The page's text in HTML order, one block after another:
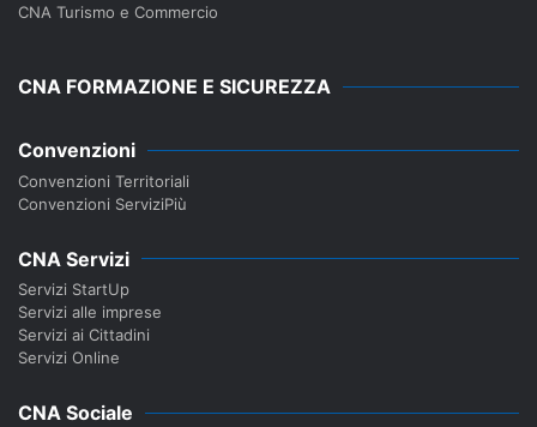
CNA Turismo e Commercio
CNA FORMAZIONE E SICUREZZA
Convenzioni
Convenzioni Territoriali
Convenzioni ServiziPiù
CNA Servizi
Servizi StartUp
Servizi alle imprese
Servizi ai Cittadini
Servizi Online
CNA Sociale